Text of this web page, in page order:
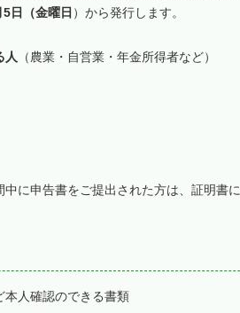
5日（金曜日 ）から発行します。
人
（農業・自営業・年金所得者など）
に申告書をご提出された方は、証明書
本人確認のできる書類